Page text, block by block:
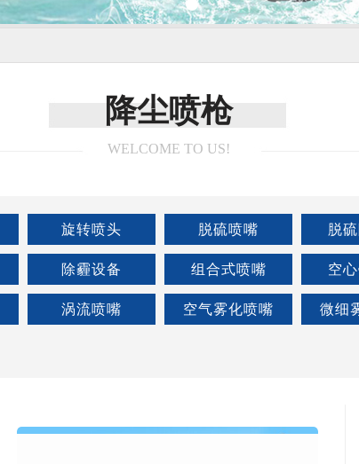
降尘喷枪
WELCOME TO US!
旋转喷头 脱硫喷嘴 脱
除霾设备 组合式喷嘴 空
涡流喷嘴 空气雾化喷嘴 微细